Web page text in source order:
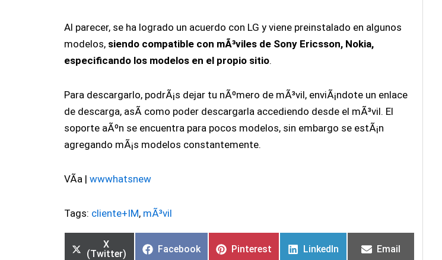
Al parecer, se ha logrado un acuerdo con LG y viene preinstalado en algunos
modelos, siendo compatible con mÃ³viles de Sony Ericsson, Nokia,
especificando los modelos en el propio sitio.
Para descargarlo, podrÃ¡s dejar tu nÃºmero de mÃ³vil, enviÃ¡ndote un enlace
de descarga, asÃ­ como poder descargarla accediendo desde el mÃ³vil. El
soporte aÃºn se encuentra para pocos modelos, sin embargo se estÃ¡n
agregando mÃ¡s modelos constantemente.
VÃ­a |wwwhatsnew
Tags: cliente+IM, mÃ³vil
X
(Twitter)
Facebook Pinterest LinkedIn Email